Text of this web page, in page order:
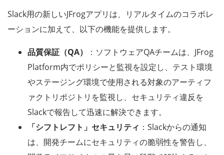
Slack用の新しいJFrogアプリは、リアルタイムのコラボレ
ーションに加えて、以下の機能を提供します。
品質保証（QA）
：ソフトウェアQAチームは、JFrog
Platform内でポリシーと監視を設定し、テスト環境
やステージング環境で使用される対象のアーティフ
ァクトリポジトリを監視し、セキュリティ違反を
Slackで報告して迅速に解決できます。
「シフトレフト」セキュリティ ：Slackからの通知
は、開発チームにセキュリティの脆弱性を警告し、